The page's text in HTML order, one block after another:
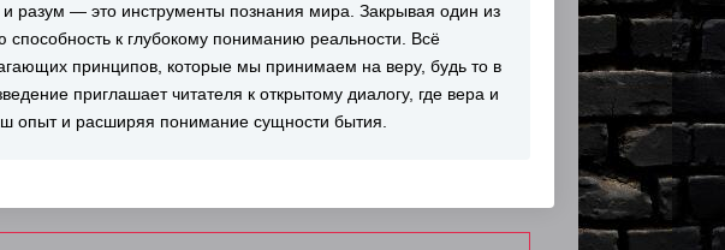
разум — это инструменты познания мира. Закрывая один из
к глубокому пониманию реальности. Всё
принципов, которые мы принимаем на веру, будь то в
приглашает читателя к открытому диалогу, где вера и
опыт и расширяя понимание сущности бытия.